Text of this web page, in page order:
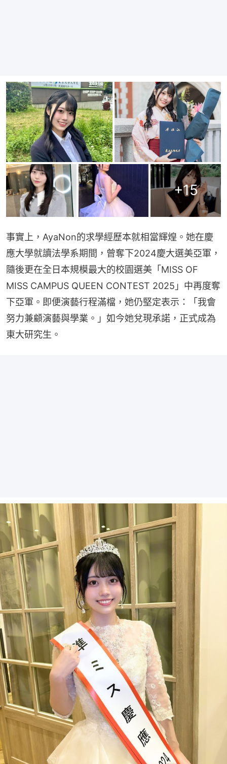
+15
事實上，AyaNon的求學經歷本就相當輝煌。她在慶
應大學就讀法學系期間，曾奪下2024慶大選美亞軍，
隨後更在全日本規模最大的校園選美「MISS OF
MISS CAMPUS QUEEN CONTEST 2025」中再度奪
下亞軍。即便演藝行程滿檔，她仍堅定表示：「我會
努力兼顧演藝與學業。」如今她兌現承諾，正式成為
東大研究生。